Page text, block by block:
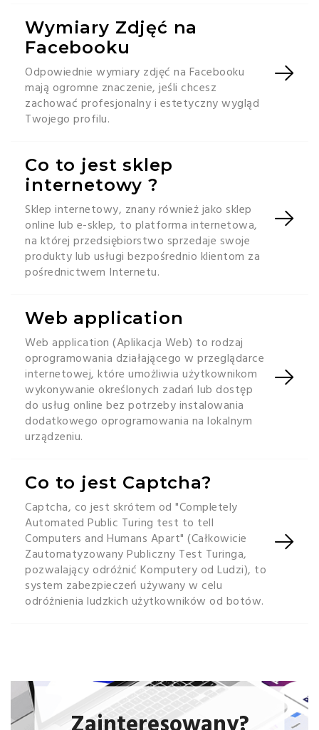
Wymiary Zdjęć na
Facebooku
Odpowiednie wymiary zdjęć na Facebooku
mają ogromne znaczenie, jeśli chcesz
zachować profesjonalny i estetyczny wygląd
Twojego profilu.
Co to jest sklep
internetowy ?
Sklep internetowy, znany również jako sklep
online lub e-sklep, to platforma internetowa,
na której przedsiębiorstwo sprzedaje swoje
produkty lub usługi bezpośrednio klientom za
pośrednictwem Internetu.
Web application
Web application (Aplikacja Web) to rodzaj
oprogramowania działającego w przeglądarce
internetowej, które umożliwia użytkownikom
wykonywanie określonych zadań lub dostęp
do usług online bez potrzeby instalowania
dodatkowego oprogramowania na lokalnym
urządzeniu.
Co to jest Captcha?
Captcha, co jest skrótem od "Completely
Automated Public Turing test to tell
Computers and Humans Apart" (Całkowicie
Zautomatyzowany Publiczny Test Turinga,
pozwalający odróżnić Komputery od Ludzi), to
system zabezpieczeń używany w celu
odróżnienia ludzkich użytkowników od botów.